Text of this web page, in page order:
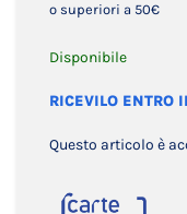
o superiori a 50€
Disponibile
RICEVILO ENTRO
Questo articolo è